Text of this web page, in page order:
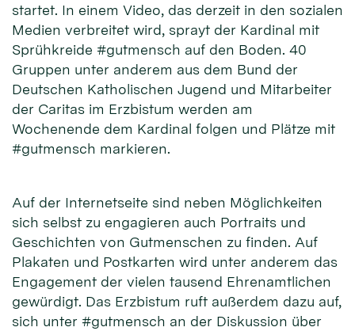
startet. In einem Video, das derzeit in den sozialen
Medien verbreitet wird, sprayt der Kardinal mit
Sprühkreide #gutmensch auf den Boden. 40
Gruppen unter anderem aus dem Bund der
Deutschen Katholischen Jugend und Mitarbeiter
der Caritas im Erzbistum werden am
Wochenende dem Kardinal folgen und Plätze mit
#gutmensch markieren.
Auf der Internetseite sind neben Möglichkeiten
sich selbst zu engagieren auch Portraits und
Geschichten von Gutmenschen zu finden. Auf
Plakaten und Postkarten wird unter anderem das
Engagement der vielen tausend Ehrenamtlichen
gewürdigt. Das Erzbistum ruft außerdem dazu auf,
sich unter #gutmensch an der Diskussion über